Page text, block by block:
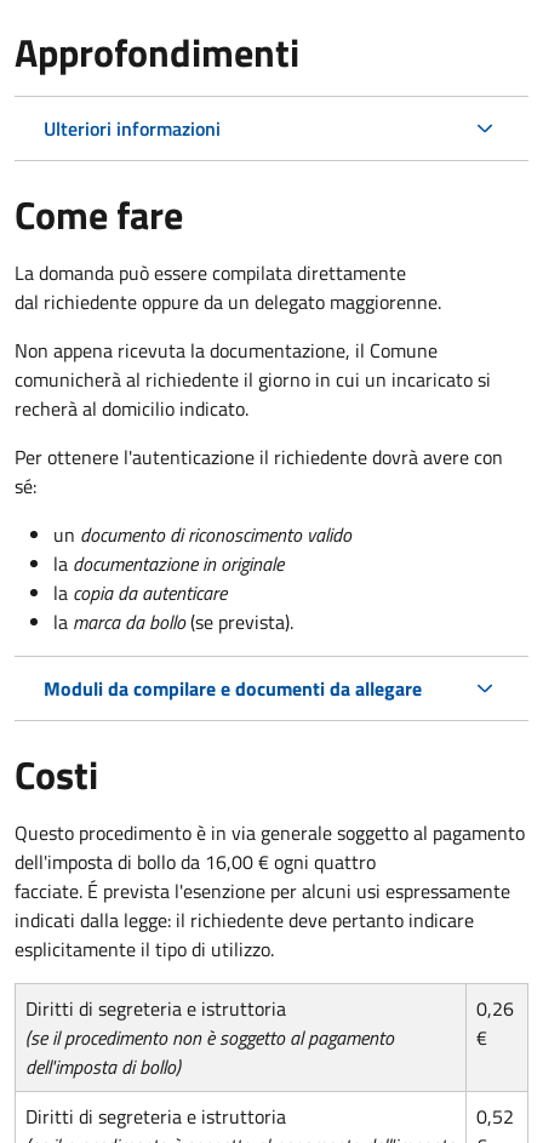
Approfondimenti
Ulteriori informazioni
Come fare
La domanda può essere compilata direttamente
dal richiedente oppure da un delegato maggiorenne.
Non appena ricevuta la documentazione, il Comune
comunicherà al richiedente il giorno in cui un incaricato si
recherà al domicilio indicato.
Per ottenere l'autenticazione il richiedente dovrà avere con
sé:
un documento di riconoscimento valido
la documentazione in originale
la copia da autenticare
la marca da bollo(se prevista).
Moduli da compilare e documenti da allegare
Costi
Questo procedimento è in via generale soggetto al pagamento
dell'imposta di bollo da 16,00 € ogni quattro
facciate. É prevista l'esenzione per alcuni usi espressamente
indicati dalla legge: il richiedente deve pertanto indicare
esplicitamente il tipo di utilizzo.
Diritti di segreteria e istruttoria
(se il procedimento non è soggetto al pagamento
dell'imposta di bollo)
0,26
€
Diritti di segreteria e istruttoria
0,52